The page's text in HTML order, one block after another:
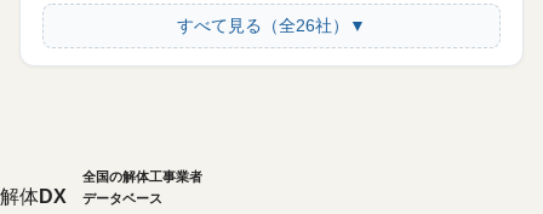
すべて見る（全26社）▼
解体DX
全国の解体工事業者
データベース